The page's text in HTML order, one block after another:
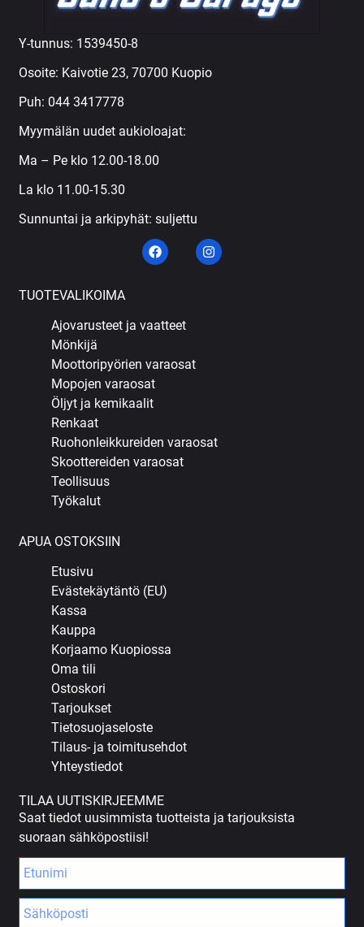
Y-tunnus: 1539450-8
Osoite: Kaivotie 23, 70700 Kuopio
Puh: 044 3417778
Myymälän uudet aukioloajat:
Ma – Pe klo 12.00-18.00
La klo 11.00-15.30
Sunnuntai ja arkipyhät: suljettu
TUOTEVALIKOIMA
Ajovarusteet ja vaatteet
Mönkijä
Moottoripyörien varaosat
Mopojen varaosat
Öljyt ja kemikaalit
Renkaat
Ruohonleikkureiden varaosat
Skoottereiden varaosat
Teollisuus
Työkalut
APUA OSTOKSIIN
Etusivu
Evästekäytäntö (EU)
Kassa
Kauppa
Korjaamo Kuopiossa
Oma tili
Ostoskori
Tarjoukset
Tietosuojaseloste
Tilaus- ja toimitusehdot
Yhteystiedot
TILAA UUTISKIRJEEMME
Saat tiedot uusimmista tuotteista ja tarjouksista
suoraan sähköpostiisi!